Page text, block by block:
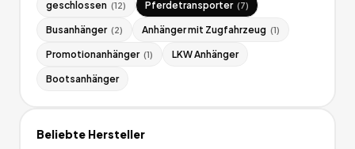
geschlossen (12) Pferdetransporter (7)
Busanhänger (2) Anhänger mit Zugfahrzeug (1)
Promotionanhänger (1) LKW Anhänger
Bootsanhänger
Beliebte Hersteller